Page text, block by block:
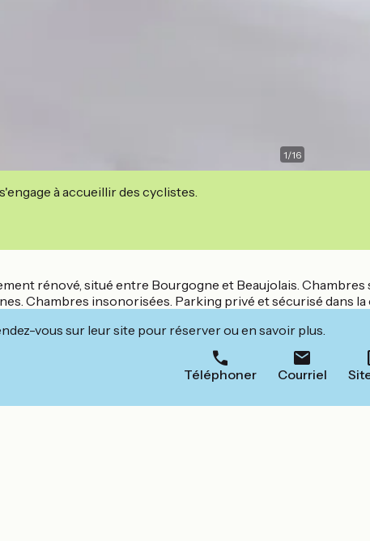
1/16
à accueillir des cyclistes.
rénové, situé entre Bourgogne et Beaujolais.
Chambres insonorisées. Parking privé et sécurisé dans
vous sur leur site pour réserver ou en savoir plus.
Téléphoner Courriel